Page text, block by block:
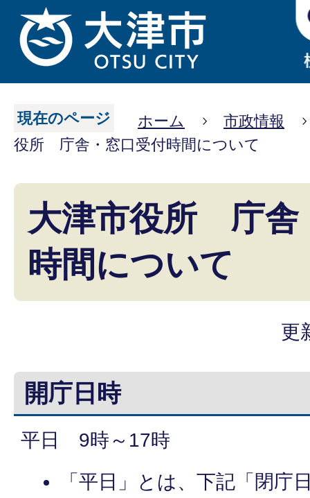
現在のページ ホーム
市政情報
役所 庁舎・窓口受付時間について
大津市役所 庁舎
時間について
更
開庁日時
平日 9時～17時
「平日」とは、下記「閉庁